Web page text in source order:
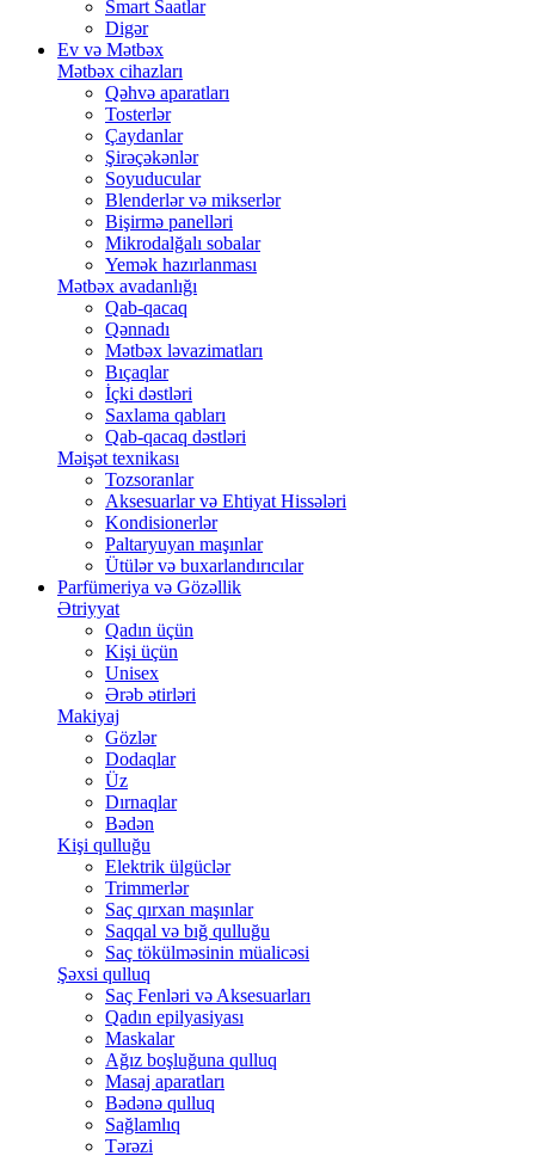
Smart Saatlar
Digər
Ev və Mətbəx
Mətbəx cihazları
Qəhvə aparatları
Tosterlər
Çaydanlar
Şirəçəkənlər
Soyuducular
Blenderlər və mikserlər
Bişirmə panelləri
Mikrodalğalı sobalar
Yemək hazırlanması
Mətbəx avadanlığı
Qab-qacaq
Qənnadı
Mətbəx ləvazimatları
Bıçaqlar
İçki dəstləri
Saxlama qabları
Qab-qacaq dəstləri
Məişət texnikası
Tozsoranlar
Aksesuarlar və Ehtiyat Hissələri
Kondisionerlər
Paltaryuyan maşınlar
Ütülər və buxarlandırıcılar
Parfümeriya və Gözəllik
Ətriyyat
Qadın üçün
Kişi üçün
Unisex
Ərəb ətirləri
Makiyaj
Gözlər
Dodaqlar
Üz
Dırnaqlar
Bədən
Kişi qulluğu
Elektrik ülgüclər
Trimmerlər
Saç qırxan maşınlar
Saqqal və bığ qulluğu
Saç tökülməsinin müalicəsi
Şəxsi qulluq
Saç Fenləri və Aksesuarları
Qadın epilyasiyası
Maskalar
Ağız boşluğuna qulluq
Masaj aparatları
Bədənə qulluq
Sağlamlıq
Tərəzi